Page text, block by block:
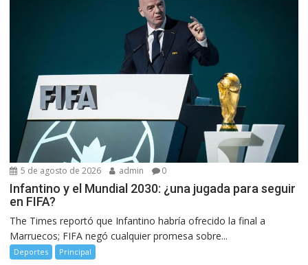
5 de agosto de 2026 admin 0
Infantino y el Mundial 2030: ¿una jugada para seguir
en FIFA?
The Times reportó que Infantino habría ofrecido la final a
Marruecos; FIFA negó cualquier promesa sobre...
Deportes Principal